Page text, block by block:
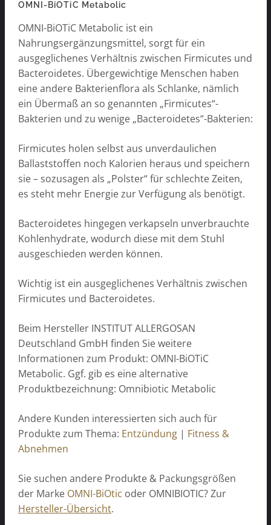
OMNI-BiOTiC Metabolic
OMNI-BiOTiC Metabolic ist ein
Nahrungsergänzungsmittel, sorgt für ein
ausgeglichenes Verhältnis zwischen Firmicutes und
Bacteroidetes. Übergewichtige Menschen haben
eine andere Bakterienflora als Schlanke, nämlich
ein Übermaß an so genannten „Firmicutes“-
Bakterien und zu wenige „Bacteroidetes“-Bakterien:
Firmicutes holen selbst aus unverdaulichen
Ballaststoffen noch Kalorien heraus und speichern
sie – sozusagen als „Polster“ für schlechte Zeiten,
es steht mehr Energie zur Verfügung als benötigt.
Bacteroidetes hingegen verkapseln unverbrauchte
Kohlenhydrate, wodurch diese mit dem Stuhl
ausgeschieden werden können.
Wichtig ist ein ausgeglichenes Verhältnis zwischen
Firmicutes und Bacteroidetes.
Beim Hersteller INSTITUT ALLERGOSAN
Deutschland GmbH finden Sie weitere
Informationen zum Produkt: OMNI-BiOTiC
Metabolic. Ggf. gib es eine alternative
Produktbezeichnung: Omnibiotic Metabolic
Andere Kunden interessierten sich auch für
Produkte zum Thema: Entzündung | Fitness &
Abnehmen
Sie suchen andere Produkte & Packungsgrößen
der Marke OMNI-BiOtic oder OMNIBIOTIC? Zur
Hersteller-Übersicht.